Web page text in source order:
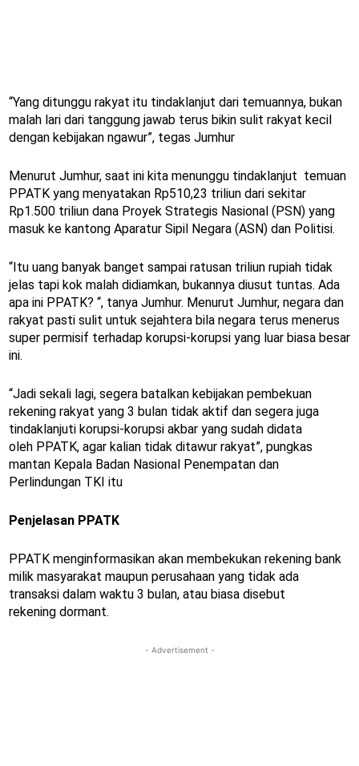
“Yang ditunggu rakyat itu tindaklanjut dari temuannya, bukan
malah lari dari tanggung jawab terus bikin sulit rakyat kecil
dengan kebijakan ngawur”, tegas Jumhur
Menurut Jumhur, saat ini kita menunggu tindaklanjut temuan
PPATK yang menyatakan Rp510,23 triliun dari sekitar
Rp1.500 triliun dana Proyek Strategis Nasional (PSN) yang
masuk ke kantong Aparatur Sipil Negara (ASN) dan Politisi.
“Itu uang banyak banget sampai ratusan triliun rupiah tidak
jelas tapi kok malah didiamkan, bukannya diusut tuntas. Ada
apa ini PPATK? “, tanya Jumhur. Menurut Jumhur, negara dan
rakyat pasti sulit untuk sejahtera bila negara terus menerus
super permisif terhadap korupsi-korupsi yang luar biasa besar
ini.
“Jadi sekali lagi, segera batalkan kebijakan pembekuan
rekening rakyat yang 3 bulan tidak aktif dan segera juga
tindaklanjuti korupsi-korupsi akbar yang sudah didata
oleh PPATK, agar kalian tidak ditawur rakyat”, pungkas
mantan Kepala Badan Nasional Penempatan dan
Perlindungan TKI itu
Penjelasan PPATK
PPATK menginformasikan akan membekukan rekening bank
milik masyarakat maupun perusahaan yang tidak ada
transaksi dalam waktu 3 bulan, atau biasa disebut
rekening dormant.
- Advertisement -